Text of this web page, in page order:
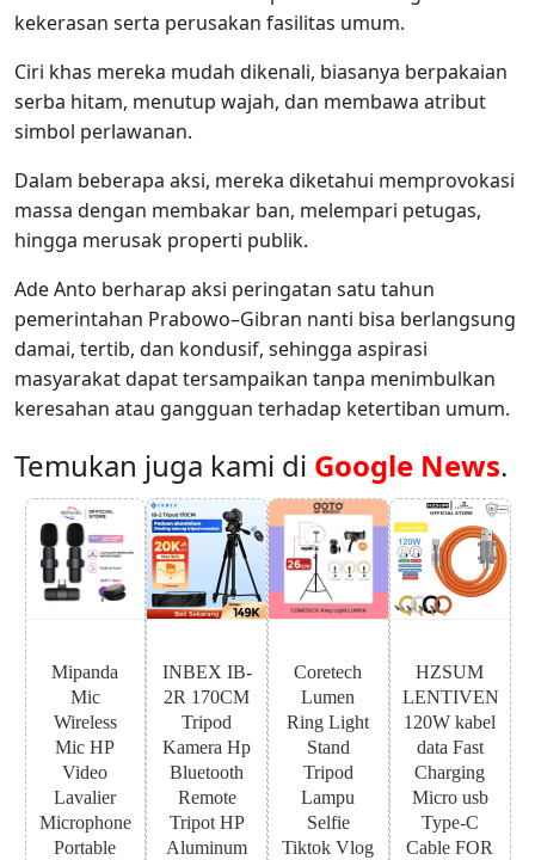
kekerasan serta perusakan fasilitas umum.
Ciri khas mereka mudah dikenali, biasanya berpakaian
serba hitam, menutup wajah, dan membawa atribut
simbol perlawanan.
Dalam beberapa aksi, mereka diketahui memprovokasi
massa dengan membakar ban, melempari petugas,
hingga merusak properti publik.
Ade Anto berharap aksi peringatan satu tahun
pemerintahan Prabowo–Gibran nanti bisa berlangsung
damai, tertib, dan kondusif, sehingga aspirasi
masyarakat dapat tersampaikan tanpa menimbulkan
keresahan atau gangguan terhadap ketertiban umum.
Temukan juga kami di Google News.
Mipanda
Mic
Wireless
Mic HP
Video
Lavalier
Microphone
Portable
INBEX IB-
2R 170CM
Tripod
Kamera Hp
Bluetooth
Remote
Tripot HP
Aluminum
Coretech
Lumen
Ring Light
Stand
Tripod
Lampu
Selfie
Tiktok Vlog
HZSUM
LENTIVEN
120W kabel
data Fast
Charging
Micro usb
Type-C
Cable FOR